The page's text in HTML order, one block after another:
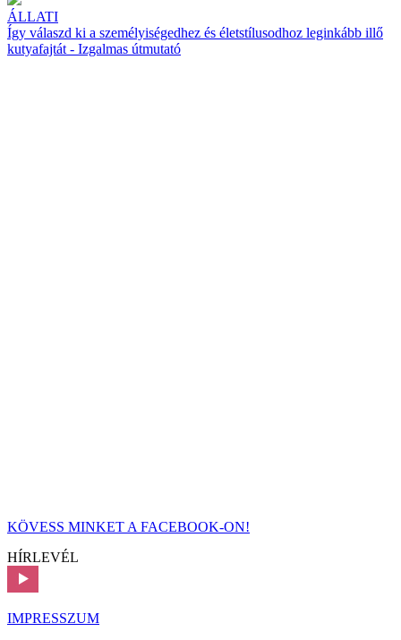
ÁLLATI
Így válaszd ki a személyiségedhez és életstílusodhoz leginkább illő
kutyafajtát - Izgalmas útmutató
KÖVESS MINKET A FACEBOOK-ON!
HÍRLEVÉL
IMPRESSZUM